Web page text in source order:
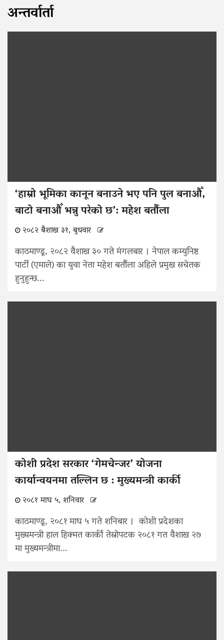
अन्तर्वार्ता
‘हाम्रो भूमिका कानून बनाउने भए पनि पुल बनाऔँ,
बाटो बनाऔँ भन्नु परेको छ’: महेश बर्तौला
२०८२ बैशाख ३१, बुधवार
काठमाण्डू, २०८२ वैशाख ३० गते मंगलबार । नेपाल कम्युनिष्ट
पार्टी (एमाले) का युवा नेता महेश बर्तौला अहिले प्रमुख सचेतक
हुनुहुन्छ...
कोशी प्रदेश सरकार ‘गेमचेन्जर’ योजना
कार्यान्वयनमा तल्लिन छ : मुख्यमन्त्री कार्की
२०८१ माघ ५, शनिवार
काठमाण्डू, २०८१ माघ ५ गते शनिबार । कोशी प्रदेशका
मुख्यमन्त्री हाल हिक्मत कार्की तेस्रोपटक २०८१ गत वैशाख २७
मा मुख्यमन्त्रीमा...